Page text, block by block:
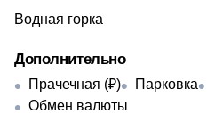
Водная горка
Дополнительно
Прачечная (₽) Парковка
Обмен валюты